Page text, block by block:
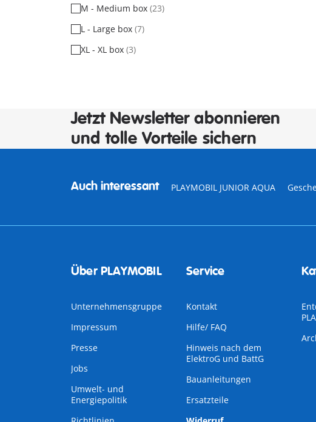
M - Medium box (23)
L - Large box (7)
XL - XL box (3)
Jetzt Newsletter abonnieren
und tolle Vorteile sichern
Auch interessant PLAYMOBIL JUNIOR AQUA
Über PLAYMOBIL
Unternehmensgruppe
Impressum
Presse
Jobs
Umwelt- und
Energiepolitik
Service
Kontakt
Hilfe/ FAQ
Hinweis nach dem
ElektroG und BattG
Bauanleitungen
Ersatzteile